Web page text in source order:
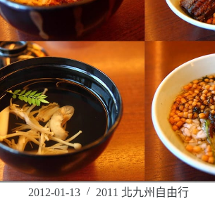
2012-01-13 2011 北九州自由行